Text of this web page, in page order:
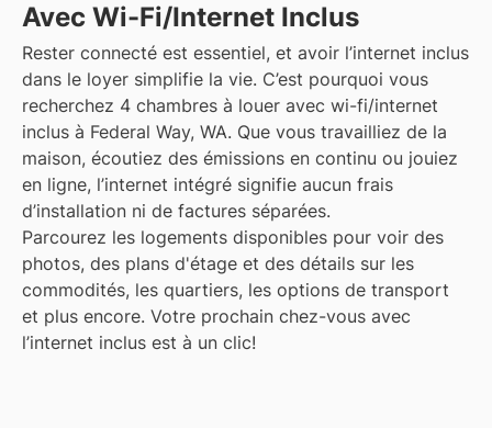
Avec Wi-Fi/Internet Inclus
Rester connecté est essentiel, et avoir l’internet inclus
dans le loyer simplifie la vie. C’est pourquoi vous
recherchez 4 chambres à louer avec wi-fi/internet
inclus à Federal Way, WA. Que vous travailliez de la
maison, écoutiez des émissions en continu ou jouiez
en ligne, l’internet intégré signifie aucun frais
d’installation ni de factures séparées.
Parcourez les logements disponibles pour voir des
photos, des plans d'étage et des détails sur les
commodités, les quartiers, les options de transport
et plus encore. Votre prochain chez-vous avec
l’internet inclus est à un clic!